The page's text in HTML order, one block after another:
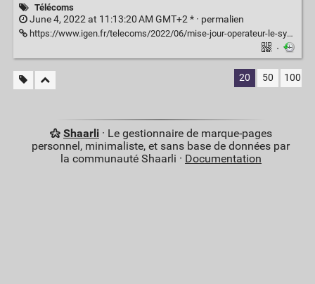
Télécoms
June 4, 2022 at 11:13:20 AM GMT+2 * · permalien
https://www.igen.fr/telecoms/2022/06/mise-jour-operateur-le-systeme-fr-alert-sactive-sur-les-telephones-130373
·
20 50 100
Shaarli· Le gestionnaire de marque-pages
personnel, minimaliste, et sans base de données par
la communauté Shaarli · Documentation